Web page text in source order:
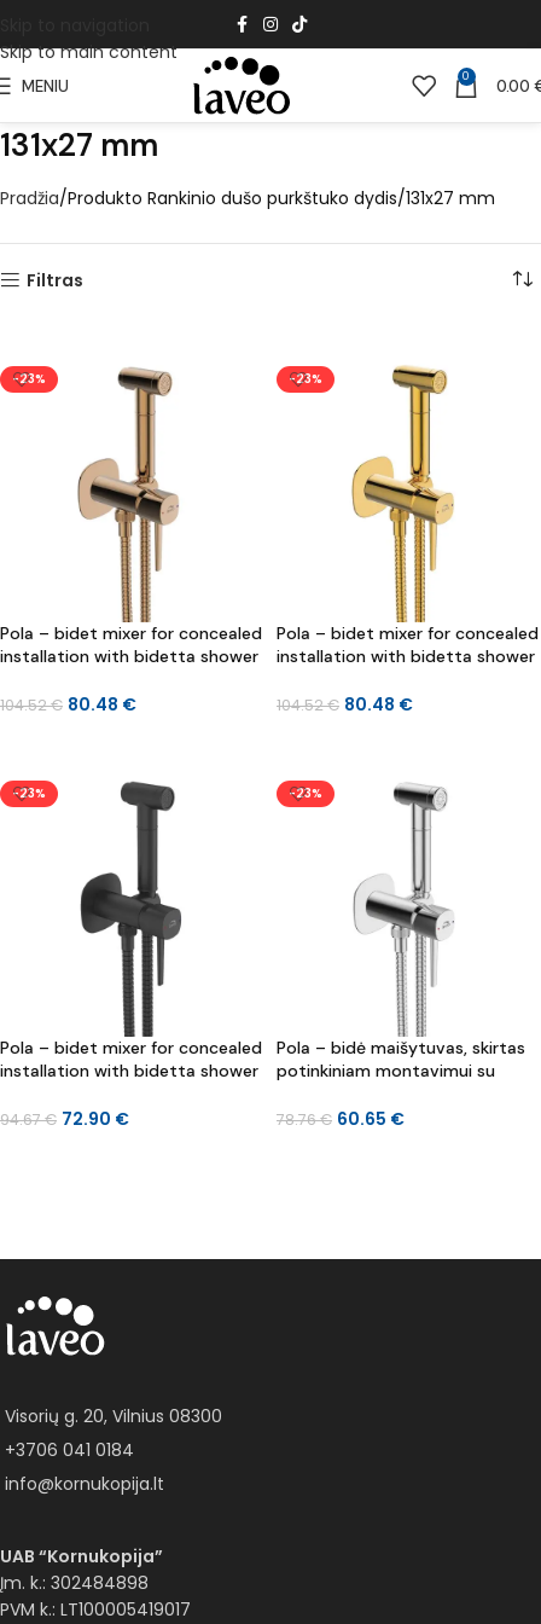
Skip to main content
MENIU 0 0.00
131x27 mm
Pradžia Produkto Rankinio dušo purkštuko dydis 131x27 mm
Filtras
-23%
Pola – bidet mixer for concealed
installation with bidetta shower
104.52€ 80.48 €
-23%
Pola – bidet mixer for concealed
installation with bidetta shower
104.52€ 80.48 €
-23%
Pola – bidet mixer for concealed
installation with bidetta shower
94.67€ 72.90 €
-23%
Pola – bidė maišytuvas, skirtas
potinkiniam montavimui su
78.76€ 60.65 €
Visorių g. 20, Vilnius 08300
+3706 041 0184
info@kornukopija.lt
UAB “Kornukopija”
Įm. k.: 302484898
PVM k.: LT100005419017